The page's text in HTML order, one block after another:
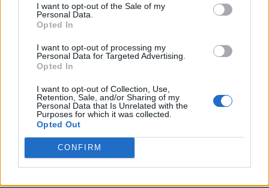
I want to opt-out of the Sale of my
Personal Data.
Opted In
I want to opt-out of processing my
Personal Data for Targeted Advertising.
Opted In
I want to opt-out of Collection, Use,
Retention, Sale, and/or Sharing of my
Personal Data that Is Unrelated with the
Purposes for which it was collected.
Opted Out
CONFIRM
TI POTREBBE INTERESSARE
LETTERATURA LATINA
Pro Caelio, 49
LETTERATURA LATINA
Pro Caelio, Paragrafo 16